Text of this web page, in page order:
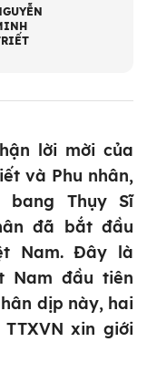
lời mời của
và Phu nhân,
bang Thụy Sĩ
đã bắt đầu
Nam. Đây là
Nam đầu tiên
dịp này, hai
xin giới